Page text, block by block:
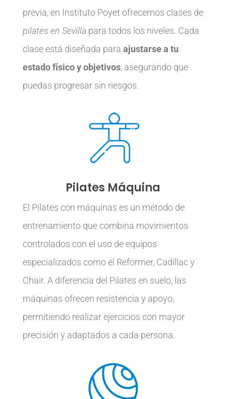
previa, en Instituto Poyet ofrecemos clases de
pilates en Sevillapara todos los niveles. Cada
clase está diseñada para ajustarse a tu
estado físico y objetivos, asegurando que
puedas progresar sin riesgos.
Pilates Máquina
El Pilates con máquinas es un método de
entrenamiento que combina movimientos
controlados con el uso de equipos
especializados como el Reformer, Cadillac y
Chair. A diferencia del Pilates en suelo, las
máquinas ofrecen resistencia y apoyo,
permitiendo realizar ejercicios con mayor
precisión y adaptados a cada persona.